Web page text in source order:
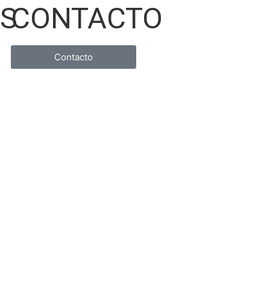
CONTACTO
Contacto